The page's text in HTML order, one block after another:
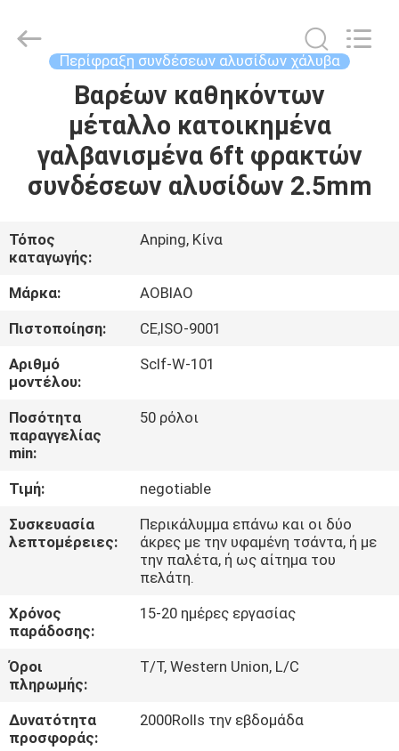
ΠΡΟΪΌΝΤΑ
ΕΜΕΊΣ
ΓΎΡΟΣ
ΕΡΓΟΣΤΑΣΊΩΝ
ΠΟΙΟΤΙΚΌΣ
ΈΛΕΓΧΟΣ
ΕΛΆΤΕ
ΣΕ
ΕΠΑΦΉ
ΕΙΔΉΣΕΙΣ
ΈΝΑ
Products
Co.,Ltd.
Περίφραξη συνδέσεων αλυσίδων χάλυβα
Βαρέων καθηκόντων
μέταλλο κατοικημένα
γαλβανισμένα 6ft φρακτών
συνδέσεων αλυσίδων 2.5mm
Τόπος
καταγωγής:
Anping, Κίνα
Μάρκα:
AOBIAO
Πιστοποίηση:
CE,ISO-9001
Αριθμό
μοντέλου:
Sclf-W-101
Ποσότητα
παραγγελίας
min:
50 ρόλοι
Τιμή:
negotiable
Συσκευασία
λεπτομέρειες:
Περικάλυμμα επάνω και οι δύο
άκρες με την υφαμένη τσάντα, ή με
την παλέτα, ή ως αίτημα του
πελάτη.
Χρόνος
παράδοσης:
15-20 ημέρες εργασίας
Όροι
πληρωμής:
T/T, Western Union, L/C
Δυνατότητα
προσφοράς:
2000Rolls την εβδομάδα